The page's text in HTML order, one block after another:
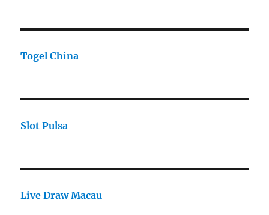
Togel China
Slot Pulsa
Live Draw Macau